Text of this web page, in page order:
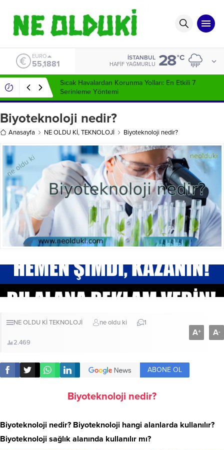
ALTIN
6.660,55
İSTANBUL
HAFIF YAĞMURLU 28°C
Sivilce İzleri Nasıl Geçer ?
Biyoteknoloji nedir?
Anasayfa NE OLDU Kİ,TEKNOLOJİ Biyoteknoloji nedir?
NE OLDU KİTEKNOLOJİ ne oldu ki 1
2.469
A+ A-
ABONE OL
Biyoteknoloji nedir?
Biyoteknoloji nedir? Biyoteknoloji hangi alanlarda kullanılır?
Biyoteknoloji sağlık alanında kullanılır mı?